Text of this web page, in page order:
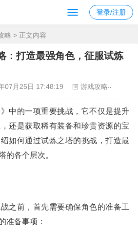
登录/注册
略 > 正文内容
：打造最强角色，征服试炼
07月25日 17:48:19 游戏攻略
中的一项重要挑战，它不仅是提升
还是获取稀有装备和珍贵资源的宝
如何通过试炼之塔的挑战，打造最
的各个层次。
之前，首先需要确保角色的准备工
准备事项：